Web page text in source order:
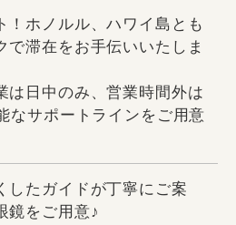
ホノルル、ハワイ島とも
で滞在をお手伝いいたしま
日中のみ、営業時間外は
なサポートラインをご用意
たガイドが丁寧にご案
鏡をご用意♪